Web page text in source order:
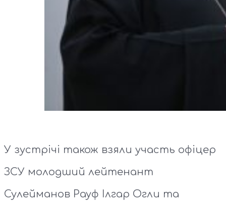
У зустрічі також взяли участь офіцер
ЗСУ молодший лейтенант
Сулейманов Рауф Ілгар Огли та